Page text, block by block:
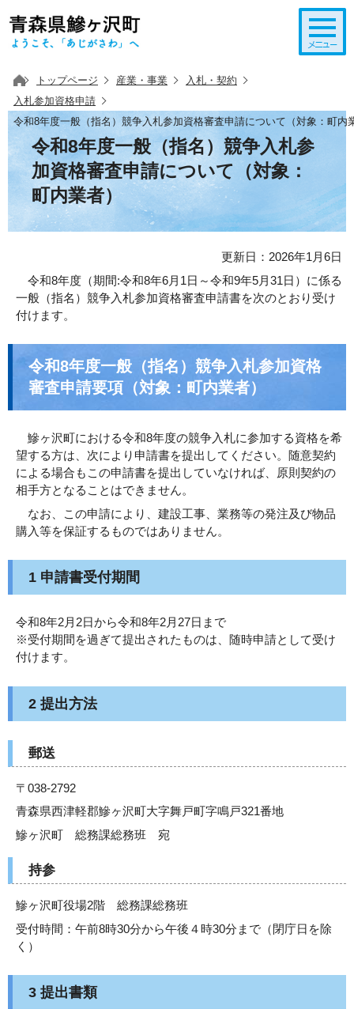
トップページ 産業・事業
入札・契約
入札参加資格申請
令和8年度一般（指名）競争入札参加資格審査申請について（対象：町内
令和8年度一般（指名）競争入札参
加資格審査申請について（対象：
町内業者）
更新日：2026年1月6日
令和8年度（期間:令和8年6月1日～令和9年5月31日）に係る
一般（指名）競争入札参加資格審査申請書を次のとおり受け
付けます。
令和8年度一般（指名）競争入札参加資格
審査申請要項（対象：町内業者）
鰺ヶ沢町における令和8年度の競争入札に参加する資格を希
望する方は、次により申請書を提出してください。随意契約
による場合もこの申請書を提出していなければ、原則契約の
相手方となることはできません。
なお、この申請により、建設工事、業務等の発注及び物品
購入等を保証するものではありません。
1 申請書受付期間
令和8年2月2日から令和8年2月27日まで
※受付期間を過ぎて提出されたものは、随時申請として受け
付けます。
2 提出方法
郵送
〒038-2792
青森県西津軽郡鰺ヶ沢町大字舞戸町字鳴戸321番地
鰺ヶ沢町 総務課総務班 宛
持参
鰺ヶ沢町役場2階 総務課総務班
受付時間：午前8時30分から午後４時30分まで（閉庁日を除
く）
3 提出書類